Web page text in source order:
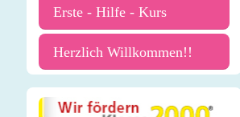
Erste - Hilfe - Kurs
Herzlich Willkommen!!